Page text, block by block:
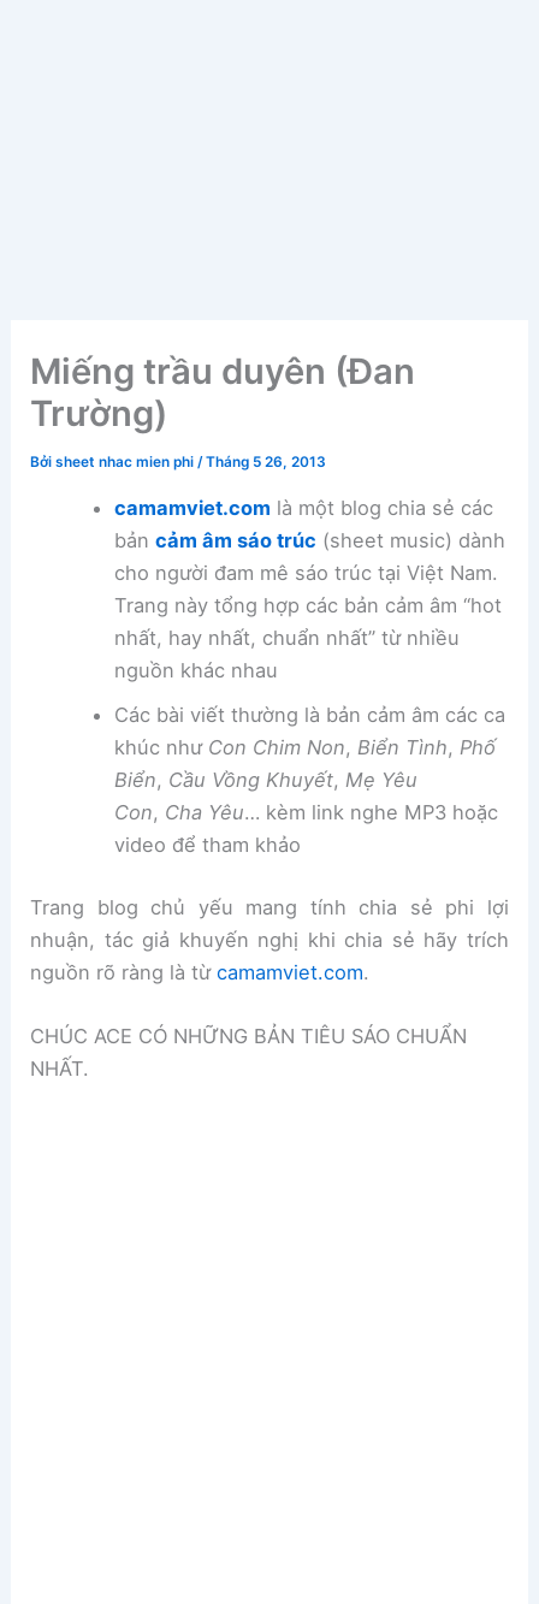
Miếng trầu duyên (Đan
Trường)
Bởisheet nhac mien phi/Tháng 5 26, 2013
camamviet.com là một blog chia sẻ các
bản cảm âm sáo trúc (sheet music) dành
cho người đam mê sáo trúc tại Việt Nam.
Trang này tổng hợp các bản cảm âm “hot
nhất, hay nhất, chuẩn nhất” từ nhiều
nguồn khác nhau
Các bài viết thường là bản cảm âm các ca
khúc như Con Chim Non, Biển Tình, Phố
Biển, Cầu Vồng Khuyết, Mẹ Yêu
Con, Cha Yêu… kèm link nghe MP3 hoặc
video để tham khảo
Trang blog chủ yếu mang tính chia sẻ phi lợi
nhuận, tác giả khuyến nghị khi chia sẻ hãy trích
nguồn rõ ràng là từcamamviet.com.
CHÚC ACE CÓ NHỮNG BẢN TIÊU SÁO CHUẨN
NHẤT.